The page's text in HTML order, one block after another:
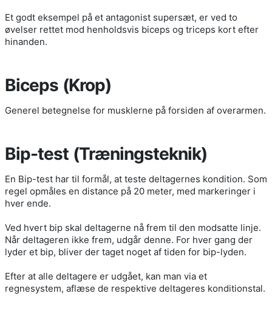
Et godt eksempel på et antagonist supersæt, er ved to
øvelser rettet mod henholdsvis biceps og triceps kort efter
hinanden.
Biceps (Krop)
Generel betegnelse for musklerne på forsiden af overarmen.
Bip-test (Træningsteknik)
En Bip-test har til formål, at teste deltagernes kondition. Som
regel opmåles en distance på 20 meter, med markeringer i
hver ende.
Ved hvert bip skal deltagerne nå frem til den modsatte linje.
Når deltageren ikke frem, udgår denne. For hver gang der
lyder et bip, bliver der taget noget af tiden for bip-lyden.
Efter at alle deltagere er udgået, kan man via et
regnesystem, aflæse de respektive deltageres konditionstal.